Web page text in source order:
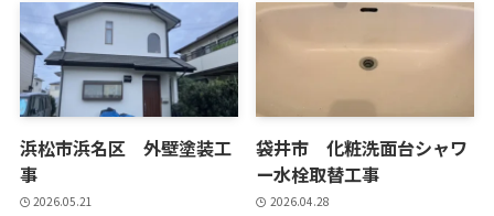
浜松市浜名区 外壁塗装工
事
2026.05.21
袋井市 化粧洗面台シャワ
ー水栓取替工事
2026.04.28